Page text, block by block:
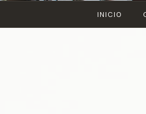
INICIO